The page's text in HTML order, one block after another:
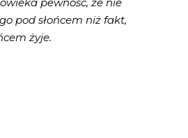
pod słońcem niż fakt,
żyje.